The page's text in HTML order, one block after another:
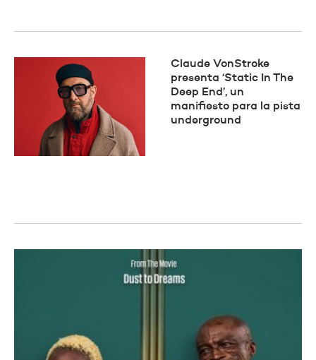
Claude VonStroke
presenta ‘Static In The
Deep End’, un
manifiesto para la pista
underground